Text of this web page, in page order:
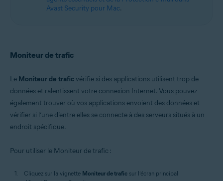
Avast Security pour Mac.
Moniteur de trafic
Le Moniteur de traficvérifie si des applications utilisent trop de
données et ralentissent votre connexion Internet. Vous pouvez
également trouver où vos applications envoient des données et
vérifier si l’une d’entre elles se connecte à des serveurs situés à un
endroit spécifique.
Pour utiliser le Moniteur de trafic :
Cliquez sur la vignette Moniteur de trafic sur l’écran principal